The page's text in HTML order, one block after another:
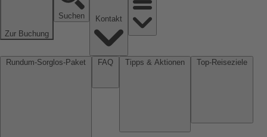
Zur Buchung
Suchen